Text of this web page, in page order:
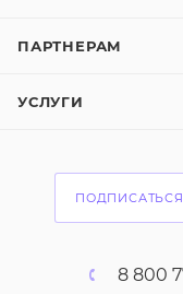
ПАРТНЕРАМ
УСЛУГИ
8 800